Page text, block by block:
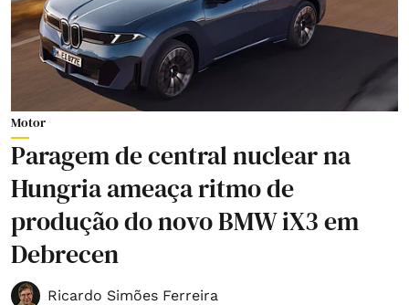
Motor
Paragem de central nuclear na
Hungria ameaça ritmo de
produção do novo BMW iX3 em
Debrecen
Ricardo Simões Ferreira